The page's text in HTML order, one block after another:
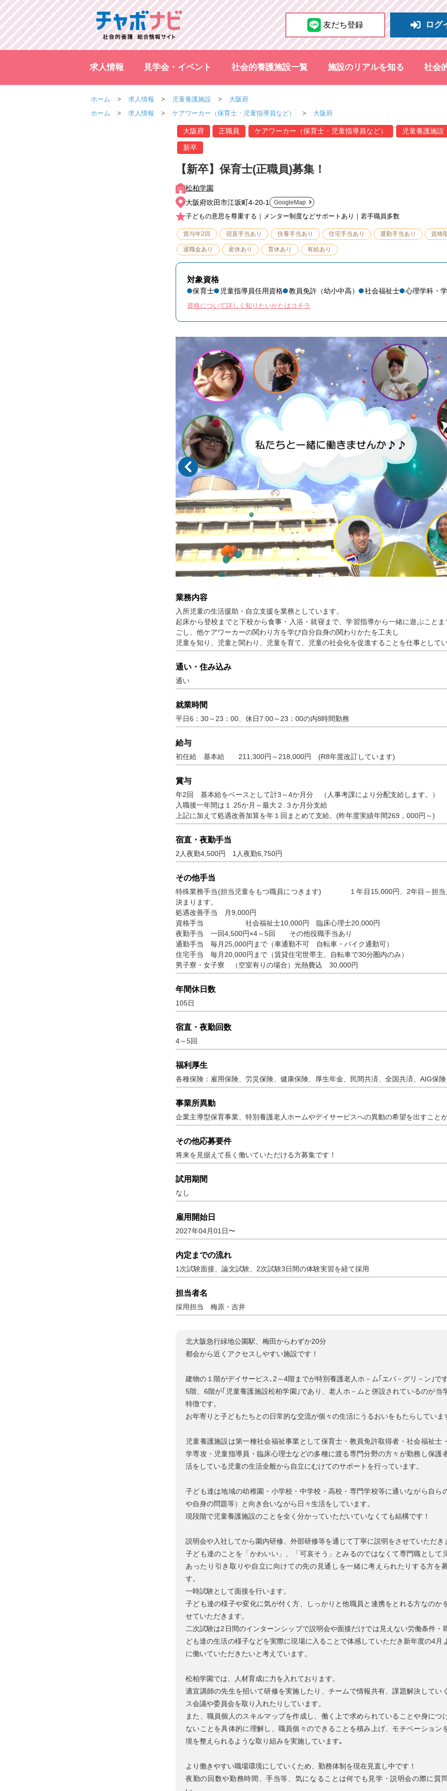
友だち登録 ログ
求人情報 見学会・イベント 社会的養護施設一覧 施設のリアルを知る 社会
ホーム 求人情報 児童養護施設
大阪府
ホーム
求人情報 ケアワーカー（保育士・児童指導員など） 大阪府
大阪府 正職員 ケアワーカー（保育士・児童指導員など） 児童養護施設
新卒
【新卒】保育士(正職員)募集！
松柏学園
大阪府吹田市江坂町4-20-1
GoogleMap
子どもの意思を尊重する｜メンター制度などサポートあり｜若手職員多数
賞与年2回 宿直手当あり 扶養手当あり 住宅手当あり 通勤手当あり 資格
退職金あり 産休あり 育休あり 有給あり
対象資格
保育士 児童指導員任用資格 教員免許（幼小中高） 社会福祉士 心理学科・
資格について詳しく知りたいかたはコチラ
業務内容
入所児童の生活援助・自立支援を業務としています。
起床から登校までと下校から食事・入浴・就寝まで、学習指導から一緒に遊ぶこと
ごし、他ケアワーカーの関わり方を学び自分自身の関わりかたを工夫し
児童を知り、児童と関わり、児童を育て、児童の社会化を促進することを仕事としてい
通い・住み込み
通い
就業時間
平日6：30～23：00、休日7:00～23：00の内8時間勤務
給与
初任給 基本給 211,300円～218,000円 (R8年度改訂しています)
賞与
年2回 基本給をベースとして計3～4か月分 （人事考課により分配支給します。）
入職後一年間は１.25か月～最大２.３か月分支給
上記に加えて処遇改善加算を年１回まとめて支給。(昨年度実績年間269，000円～)
宿直・夜勤手当
2人夜勤4,500円 1人夜勤6,750円
その他手当
特殊業務手当(担当児童をもつ職員につきます) １年目15,000円、2年目～担当
決まります。
処遇改善手当 月9,000円
資格手当 社会福祉士10,000円 臨床心理士20,000円
夜勤手当 一回4,500円×4～5回 その他役職手当あり
通勤手当 毎月25,000円まで（車通勤不可 自転車・バイク通勤可）
住宅手当 毎月20,000円まで（賃貸住宅世帯主、自転車で30分圏内のみ）
男子寮・女子寮 （空室有りの場合）光熱費込 30,000円
年間休日数
105日
宿直・夜勤回数
4～5回
福利厚生
各種保険：雇用保険、労災保険、健康保険、厚生年金、民間共済、全国共済、AIG保険
事業所異動
企業主導型保育事業、特別養護老人ホームやデイサービスへの異動の希望を出すことが
その他応募要件
将来を見据えて長く働いていただける方募集です！
試用期間
なし
雇用開始日
2027年04月01日〜
内定までの流れ
1次試験面接、論文試験、2次試験3日間の体験実習を経て採用
担当者名
採用担当 梅原・吉井
北大阪急行緑地公園駅、梅田からわずか20分
都会から近くアクセスしやすい施設です！
建物の１階がデイサービス､2～4階までが特別養護老人ホ－ム｢エバ－グリ－ン｣で
5階、6階が｢児童養護施設松柏学園｣であり、老人ホ－ムと併設されているのが当
特徴です。
お年寄りと子どもたちとの日常的な交流が個々の生活にうるおいをもたらしていま
児童養護施設は第一種社会福祉事業として保育士・教員免許取得者・社会福祉士
学専攻・児童指導員・臨床心理士などの多種に渡る専門分野の方々が勤務し保護
活をしている児童の生活全般から自立にむけてのサポートを行っています。
子ども達は地域の幼稚園・小学校・中学校・高校・専門学校等に通いながら自ら
や自身の問題等）と向き合いながら日々生活をしています。
現段階で児童養護施設のことを全く分かっていただいていなくても結構です！
説明会や入社してから園内研修、外部研修等を通じて丁寧に説明をさせていただき
子ども達のことを「かわいい」、「可哀そう」とみるのではなくて専門職として
あったり引き取りや自立に向けての先の見通しを一緒に考えられたりする方を
す。
一時試験として面接を行います。
子ども達の様子や変化に気が付く方、しっかりと他職員と連携をとれる方なのか
せていただきます。
二次試験は2日間のインターンシップで説明会や面接だけでは見えない労働条件・
ども達の生活の様子などを実際に現場に入ることで体感していただき新年度の4月
に働いていただきたいと考えています。
松柏学園では、人材育成に力を入れております。
適宜講師の先生を招いて研修を実施したり、チームで情報共有、課題解決してい
ス会議や委員会を取り入れたりしています。
また、職員個人のスキルマップを作成し、働く上で求められていることや身につ
ないことを具体的に理解し、職員個々のできることを積み上げ、モチベーション
境を整えられるような取り組みを実施しています｡
より働きやすい職場環境にしていくため、勤務体制を現在見直し中です！
夜勤の回数や勤務時間、手当等、気になることは何でも見学・説明会の際に質